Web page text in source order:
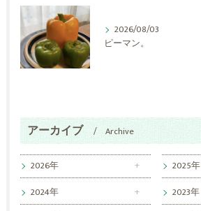
2026/08/03
ピーマン。
アーカイブ Archive
2026年
2025年
2024年
2023年